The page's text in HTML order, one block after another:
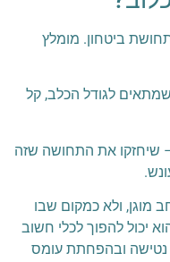
ביטחון. מומלץ
שמתאים לגודל הכלב, קל
שיחזקו את התחושה שזה
מוגן, ולא כמקום שבו
יכול להפוך לכלי חשוב
נטישה ובהפחתת עומס